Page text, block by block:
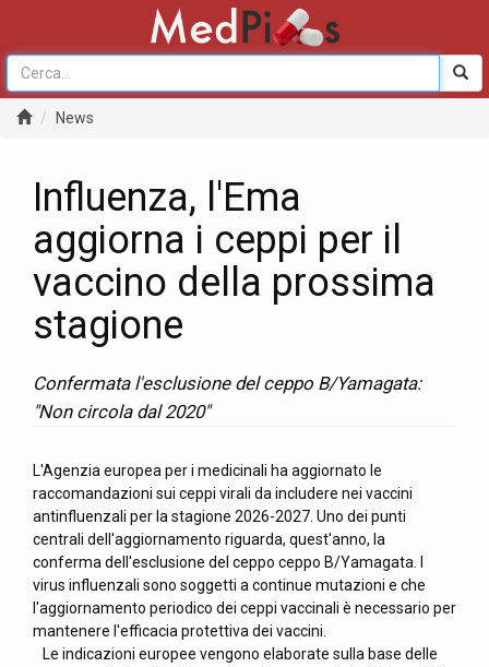
News
Influenza, l'Ema
aggiorna i ceppi per il
vaccino della prossima
stagione
Confermata l'esclusione del ceppo B/Yamagata:
"Non circola dal 2020"
L'Agenzia europea per i medicinali ha aggiornato le
raccomandazioni sui ceppi virali da includere nei vaccini
antinfluenzali per la stagione 2026-2027. Uno dei punti
centrali dell'aggiornamento riguarda, quest'anno, la
conferma dell'esclusione del ceppo ceppo B/Yamagata. I
virus influenzali sono soggetti a continue mutazioni e che
l'aggiornamento periodico dei ceppi vaccinali è necessario per
mantenere l'efficacia protettiva dei vaccini.
Le indicazioni europee vengono elaborate sulla base delle